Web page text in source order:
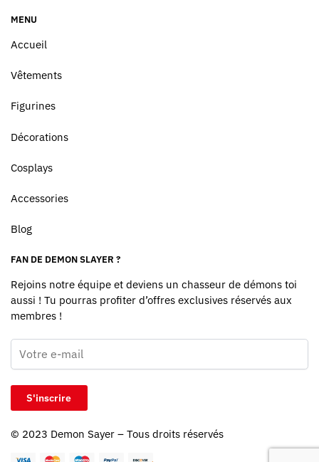
MENU
Accueil
Vêtements
Figurines
Décorations
Cosplays
Accessories
Blog
FAN DE DEMON SLAYER ?
Rejoins notre équipe et deviens un chasseur de démons toi
aussi ! Tu pourras profiter d’offres exclusives réservés aux
membres !
© 2023 Demon Sayer – Tous droits réservés